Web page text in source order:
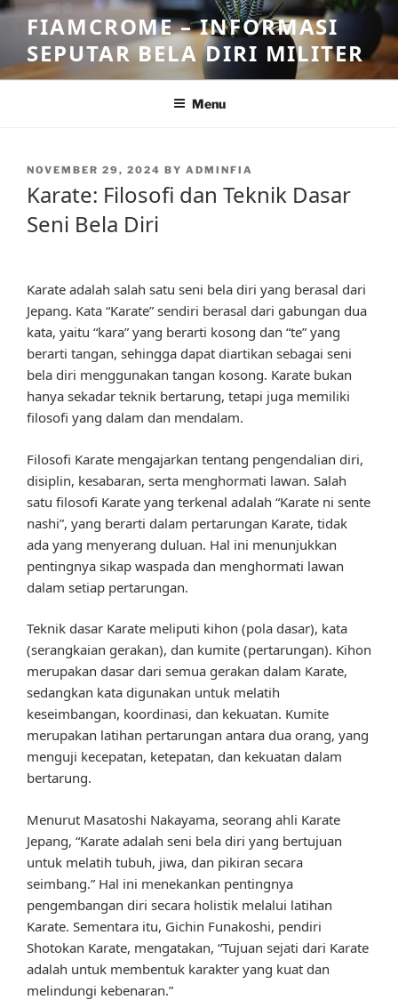
Skip
content
FIAMCROME – INFORMASI
SEPUTAR BELA DIRI MILITER
Menu
POSTED
NOVEMBER 29, 2024 BY ADMINFIA
Karate: Filosofi dan Teknik Dasar
Seni Bela Diri
Karate adalah salah satu seni bela diri yang berasal dari
Jepang. Kata “Karate” sendiri berasal dari gabungan dua
kata, yaitu “kara” yang berarti kosong dan “te” yang
berarti tangan, sehingga dapat diartikan sebagai seni
bela diri menggunakan tangan kosong. Karate bukan
hanya sekadar teknik bertarung, tetapi juga memiliki
filosofi yang dalam dan mendalam.
Filosofi Karate mengajarkan tentang pengendalian diri,
disiplin, kesabaran, serta menghormati lawan. Salah
satu filosofi Karate yang terkenal adalah “Karate ni sente
nashi”, yang berarti dalam pertarungan Karate, tidak
ada yang menyerang duluan. Hal ini menunjukkan
pentingnya sikap waspada dan menghormati lawan
dalam setiap pertarungan.
Teknik dasar Karate meliputi kihon (pola dasar), kata
(serangkaian gerakan), dan kumite (pertarungan). Kihon
merupakan dasar dari semua gerakan dalam Karate,
sedangkan kata digunakan untuk melatih
keseimbangan, koordinasi, dan kekuatan. Kumite
merupakan latihan pertarungan antara dua orang, yang
menguji kecepatan, ketepatan, dan kekuatan dalam
bertarung.
Menurut Masatoshi Nakayama, seorang ahli Karate
Jepang, “Karate adalah seni bela diri yang bertujuan
untuk melatih tubuh, jiwa, dan pikiran secara
seimbang.” Hal ini menekankan pentingnya
pengembangan diri secara holistik melalui latihan
Karate. Sementara itu, Gichin Funakoshi, pendiri
Shotokan Karate, mengatakan, “Tujuan sejati dari Karate
adalah untuk membentuk karakter yang kuat dan
melindungi kebenaran.”